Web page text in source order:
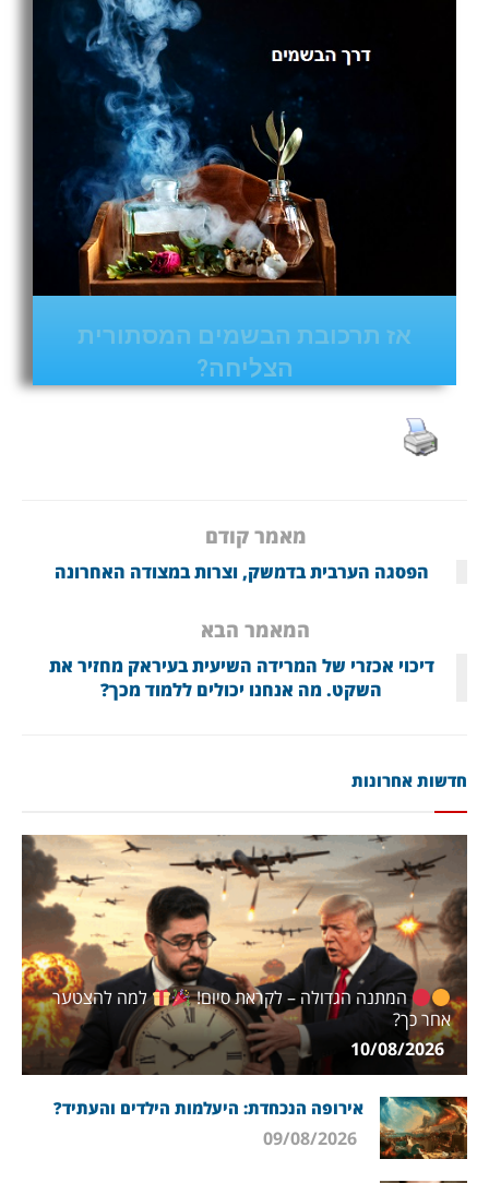
אז תרכובת הבשמים המסתורית
הצליחה?
מאמר קודם
הפסגה הערבית בדמשק, וצרות במצודה האחרונה
המאמר הבא
דיכוי אכזרי של המרידה השיעית בעיראק מחזיר את
השקט. מה אנחנו יכולים ללמוד מכך?
חדשות אחרונות
המתנה הגדולה – לקראת סיום!
למה להצטער
אחר כך?
אירופה הנכחדת: היעלמות הילדים והעתיד?